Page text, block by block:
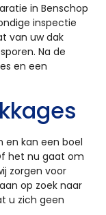
in Benschop
inspectie
van uw dak
Na de
en een
en kan een boel
het nu gaat om
zorgen voor
op zoek naar
u zich geen